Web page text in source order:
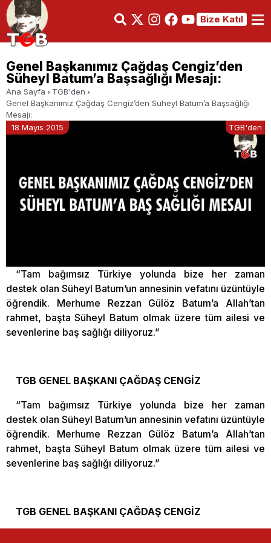
Bize Katıl
Genel Başkanımız Çağdaş Cengiz’den
Süheyl Batum’a Başsağlığı Mesajı:
Ana Sayfa
TGB'den
Genel Başkanımız Çağdaş Cengiz’den Süheyl Batum’a Başsağlığı
Mesajı:
18 Mayıs 2015
TGB'den
“Tam bağımsız Türkiye yolunda bize her zaman
destek olan Süheyl Batum’un annesinin vefatını üzüntüyle
öğrendik. Merhume Rezzan Gülöz Batum’a Allah’tan
rahmet, başta Süheyl Batum olmak üzere tüm ailesi ve
sevenlerine baş sağlığı diliyoruz.”
TGB GENEL BAŞKANI ÇAĞDAŞ CENGİZ
“Tam bağımsız Türkiye yolunda bize her zaman
destek olan Süheyl Batum’un annesinin vefatını üzüntüyle
öğrendik. Merhume Rezzan Gülöz Batum’a Allah’tan
rahmet, başta Süheyl Batum olmak üzere tüm ailesi ve
sevenlerine baş sağlığı diliyoruz.”
TGB GENEL BAŞKANI ÇAĞDAŞ CENGİZ